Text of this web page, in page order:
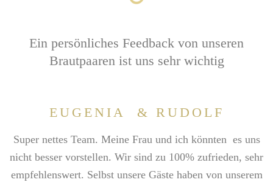
Ein persönliches Feedback von unseren
Brautpaaren ist uns sehr wichtig
EUGENIA & RUDOLF
Super nettes Team. Meine Frau und ich könnten es uns
nicht besser vorstellen. Wir sind zu 100% zufrieden, sehr
empfehlenswert. Selbst unsere Gäste haben von unserem